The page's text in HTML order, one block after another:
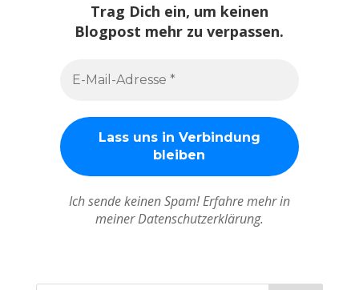
Trag Dich ein, um keinen
Blogpost mehr zu verpassen.
Ich sende keinen Spam! Erfahre mehr in
meiner Datenschutzerklärung.